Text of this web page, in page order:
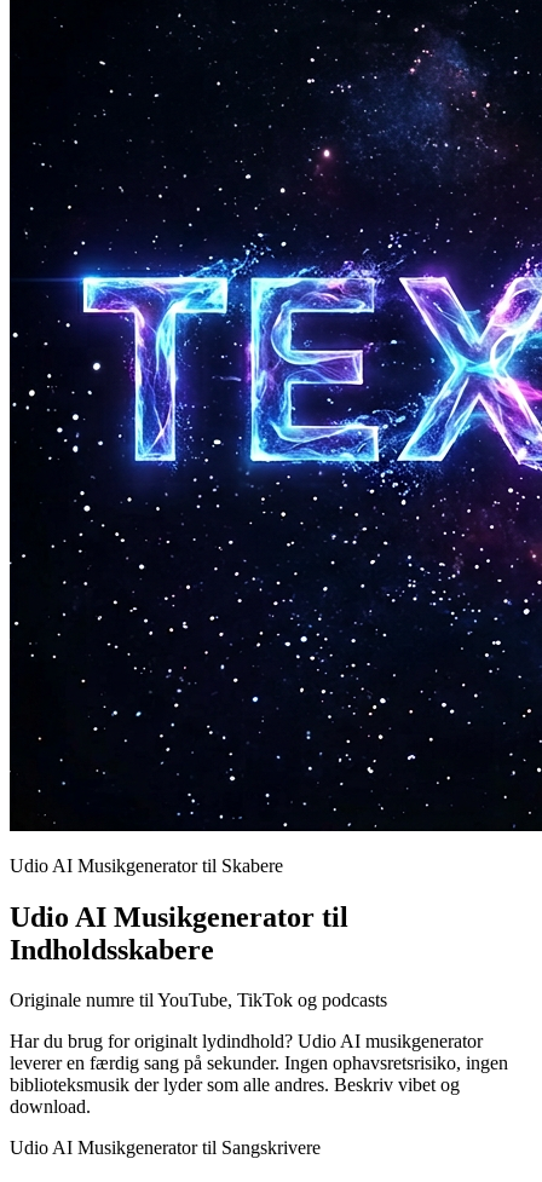
Udio AI Musikgenerator til Skabere
Udio AI Musikgenerator til
Indholdsskabere
Originale numre til YouTube, TikTok og podcasts
Har du brug for originalt lydindhold? Udio AI musikgenerator
leverer en færdig sang på sekunder. Ingen ophavsretsrisiko, ingen
biblioteksmusik der lyder som alle andres. Beskriv vibet og
download.
Udio AI Musikgenerator til Sangskrivere